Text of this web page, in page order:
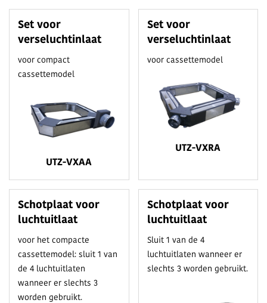
Set voor
verseluchtinlaat
voor compact
cassettemodel
UTZ-VXAA
Set voor
verseluchtinlaat
voor cassettemodel
UTZ-VXRA
Schotplaat voor
luchtuitlaat
voor het compacte
cassettemodel: sluit 1 van
de 4 luchtuitlaten
wanneer er slechts 3
worden gebruikt.
Schotplaat voor
luchtuitlaat
Sluit 1 van de 4
luchtuitlaten wanneer er
slechts 3 worden gebruikt.